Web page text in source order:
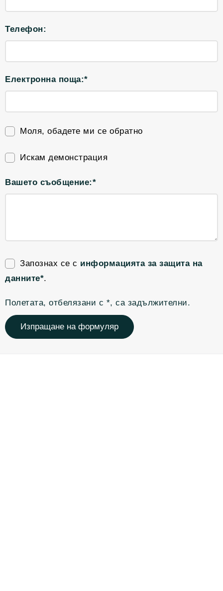
Телефон:
Електронна поща:*
Моля, обадете ми се обратно
Искам демонстрация
Вашето съобщение:*
Запознах се с информацията за защита на
данните*.
Полетата, отбелязани с *, са задължителни.
Изпращане на формуляр